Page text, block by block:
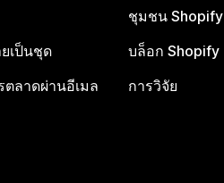
เป็นชุด
ตลาดผ่านอีเมล
ชุมชน Shopify
บล็อก Shopify
การวิจัย